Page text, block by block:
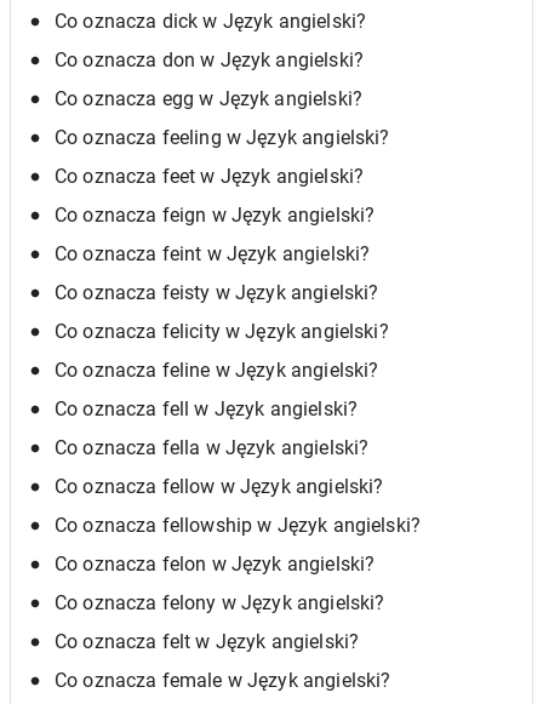
Co oznacza dick w Język angielski?
Co oznacza don w Język angielski?
Co oznacza egg w Język angielski?
Co oznacza feeling w Język angielski?
Co oznacza feet w Język angielski?
Co oznacza feign w Język angielski?
Co oznacza feint w Język angielski?
Co oznacza feisty w Język angielski?
Co oznacza felicity w Język angielski?
Co oznacza feline w Język angielski?
Co oznacza fell w Język angielski?
Co oznacza fella w Język angielski?
Co oznacza fellow w Język angielski?
Co oznacza fellowship w Język angielski?
Co oznacza felon w Język angielski?
Co oznacza felony w Język angielski?
Co oznacza felt w Język angielski?
Co oznacza female w Język angielski?